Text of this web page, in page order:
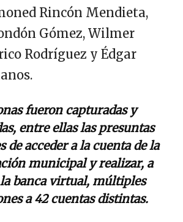
Rincón Mendieta,
Gómez, Wilmer
Rodríguez y Édgar
fueron capturadas y
entre ellas las presuntas
de acceder a la cuenta de la
municipal y realizar, a
banca virtual, múltiples
a 42 cuentas distintas.